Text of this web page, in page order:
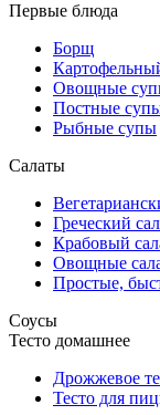
Первые блюда
Борщ
Овощные
Постные
Рыбные супы
Салаты
Греческий
Крабовый
Овощные
Простые,
Соусы
Тесто домашнее
Дрожжевое
Тесто для